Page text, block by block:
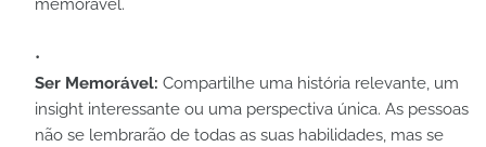
memorável.
Ser Memorável: Compartilhe uma história relevante, um
insight interessante ou uma perspectiva única. As pessoas
não se lembrarão de todas as suas habilidades, mas se